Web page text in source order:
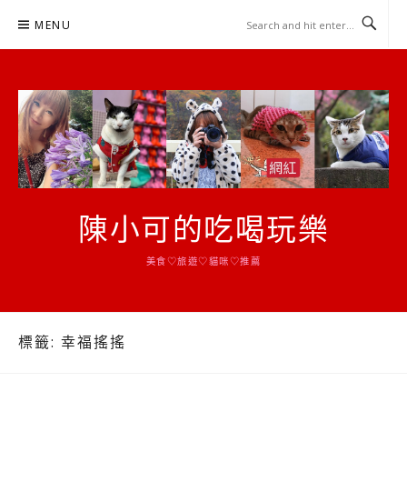
MENU
陳小可的吃喝玩樂
美食♡旅遊♡貓咪♡推薦
標籤: 幸福搖搖